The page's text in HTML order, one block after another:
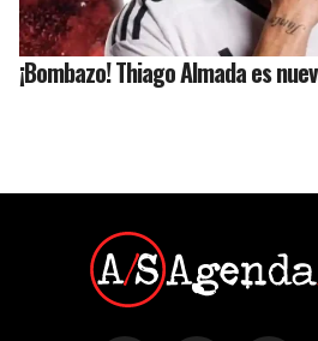
¡Bombazo! Thiago Almada es